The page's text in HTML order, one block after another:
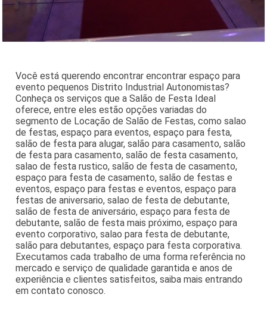
Você está querendo encontrar encontrar espaço para
evento pequenos Distrito Industrial Autonomistas?
Conheça os serviços que a Salão de Festa Ideal
oferece, entre eles estão opções variadas do
segmento de Locação de Salão de Festas, como salao
de festas, espaço para eventos, espaço para festa,
salão de festa para alugar, salão para casamento, salão
de festa para casamento, salão de festa casamento,
salao de festa rustico, salão de festa de casamento,
espaço para festa de casamento, salão de festas e
eventos, espaço para festas e eventos, espaço para
festas de aniversario, salao de festa de debutante,
salão de festa de aniversário, espaço para festa de
debutante, salão de festa mais próximo, espaço para
evento corporativo, salao para festa de debutante,
salão para debutantes, espaço para festa corporativa.
Executamos cada trabalho de uma forma referência no
mercado e serviço de qualidade garantida e anos de
experiência e clientes satisfeitos, saiba mais entrando
em contato conosco.